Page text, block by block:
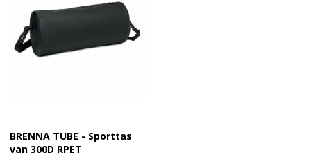
BRENNA TUBE - Sporttas
van 300D RPET